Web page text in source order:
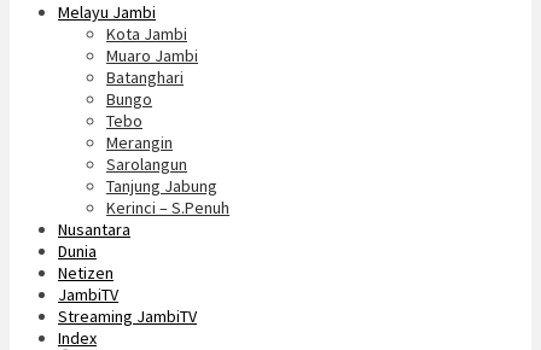
Melayu Jambi
Kota Jambi
Muaro Jambi
Batanghari
Bungo
Tebo
Merangin
Sarolangun
Tanjung Jabung
Kerinci – S.Penuh
Nusantara
Dunia
Netizen
JambiTV
Streaming JambiTV
Index